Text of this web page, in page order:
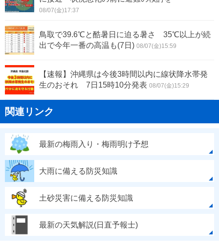
08/07(金)17:37
鳥取で39.6℃と酷暑日に迫る暑さ 35℃以上が続
出で今年一番の高温も(7日) 08/07(金)15:59
【速報】沖縄県は今後3時間以内に線状降水帯発
生のおそれ 7日15時10分発表 08/07(金)15:29
関連リンク
最新の梅雨入り・梅雨明け予想
大雨に備える防災知識
土砂災害に備える防災知識
最新の天気解説(日直予報士)